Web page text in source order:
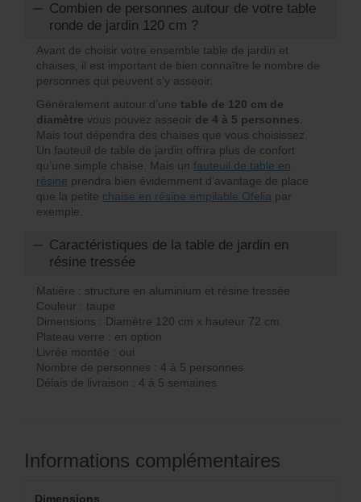
Combien de personnes autour de votre table
ronde de jardin 120 cm ?
Avant de choisir votre ensemble table de jardin et
chaises, il est important de bien connaître le nombre de
personnes qui peuvent s’y asseoir.
Généralement autour d’une table de 120 cm de
diamètre vous pouvez asseoir de 4 à 5 personnes
Mais tout dépendra des chaises que vous choisissez.
Un fauteuil de table de jardin offrira plus de confort
qu’une simple chaise. Mais un fauteuil de table en
résine prendra bien évidemment d’avantage de place
que la petite chaise en résine empilable Ofelia par
exemple.
Caractéristiques de la table de jardin en
résine tressée
Matière : structure en aluminium et résine tressée
Couleur : taupe
Dimensions : Diamètre 120 cm x hauteur 72 cm
Plateau verre : en option
Livrée montée : oui
Nombre de personnes : 4 à 5 personnes
Délais de livraison : 4 à 5 semaines
Informations complémentaires
Dimensions